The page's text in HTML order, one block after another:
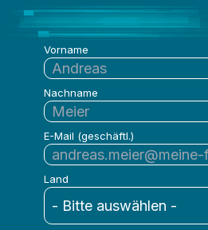
Qlik
Vorname
Nachname
E-Mail (geschäftl.)
Land